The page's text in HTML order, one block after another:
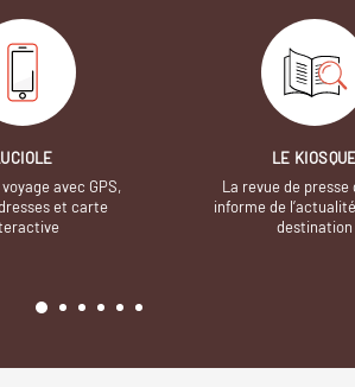
avec GPS,
et carte
LE
La revue de presse
informe de
destination